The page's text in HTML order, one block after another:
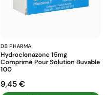
DB PHARMA
Hydroclonazone 15mg
Comprimé Pour Solution Buvable
100
Prix
9,45 €